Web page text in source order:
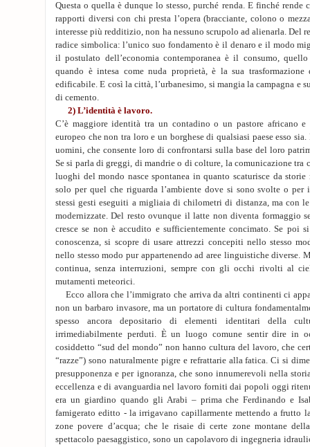
Questa o quella è dunque lo stesso, purché renda. E finché rende
rapporti diversi con chi presta l’opera (bracciante, colono o
interesse più redditizio, non ha nessuno scrupolo ad alienarla. Del
radice simbolica: l’unico suo fondamento è il denaro e il modo
il postulato dell’economia contemporanea è il consumo,
quando è intesa come nuda proprietà, è la sua
edificabile. E così la città, l’urbanesimo, si mangia la campagna e
di cemento.
2) L’identità è lavoro.
C’è maggiore identità tra un contadino o un pastore africano
europeo che non tra loro e un borghese di qualsiasi paese esso
uomini, che consente loro di confrontarsi sulla base del loro
Se si parla di greggi, di mandrie o di colture, la comunicazione tra
luoghi del mondo nasce spontanea in quanto scaturisce da
solo per quel che riguarda l’ambiente dove si sono svolte o
stessi gesti eseguiti a migliaia di chilometri di distanza, ma con
modernizzate. Del resto ovunque il latte non diventa formaggio
cresce se non è accudito e sufficientemente concimato. Se poi
conoscenza, si scopre di usare attrezzi concepiti nello stesso
nello stesso modo pur appartenendo ad aree linguistiche diverse.
continua, senza interruzioni, sempre con gli occhi rivolti al
mutamenti meteorici.
Ecco allora che l’immigrato che arriva da altri continenti ci
non un barbaro invasore, ma un portatore di cultura
spesso ancora depositario di elementi identitari della
irrimediabilmente perduti. È un luogo comune sentir dire in
cosiddetto “sud del mondo” non hanno cultura del lavoro, che
“razze”) sono naturalmente pigre e refrattarie alla fatica. Ci si
presupponenza e per ignoranza, che sono innumerevoli nella
eccellenza e di avanguardia nel lavoro forniti dai popoli oggi
era un giardino quando gli Arabi – prima che Ferdinando e
famigerato editto - la irrigavano capillarmente mettendo a frutto
zone povere d’acqua; che le risaie di certe zone montane
spettacolo paesaggistico, sono un capolavoro di ingegneria